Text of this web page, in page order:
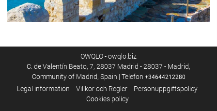
OWQLO - owqlo.biz
C. de Valentín Beato, 7, 28037 Madrid - 28037 - Madrid,
Community of Madrid, Spain | Telefon +34644212280
Legal information Villkor och Regler
Personuppgiftspolicy
Cookies policy